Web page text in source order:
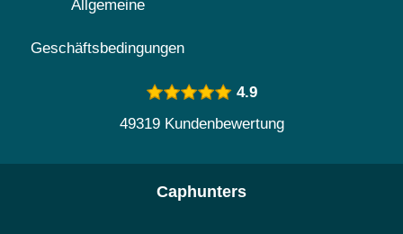
Allgemeine
Geschäftsbedingungen
4.9
49319 Kundenbewertung
Caphunters